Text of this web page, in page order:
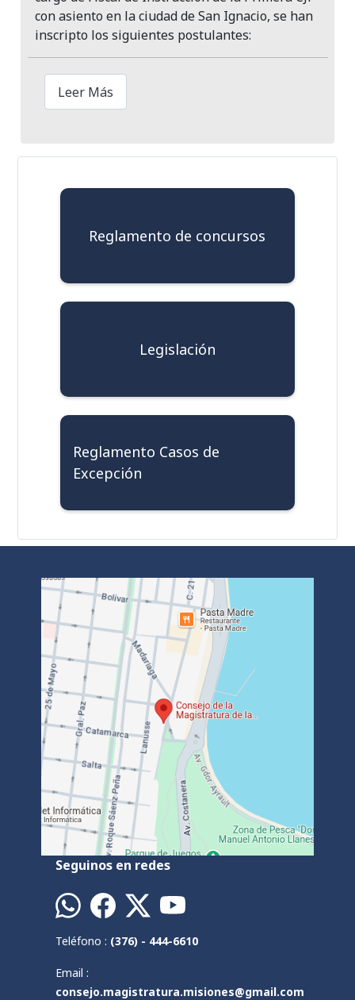
con asiento en la ciudad de San Ignacio, se han
inscripto los siguientes postulantes:
Leer Más
Reglamento de concursos
Legislación
Reglamento Casos de
Excepción
Seguinos en redes
Teléfono : (376) - 444-6610
Email :
consejo.magistratura.misiones@gmail.com